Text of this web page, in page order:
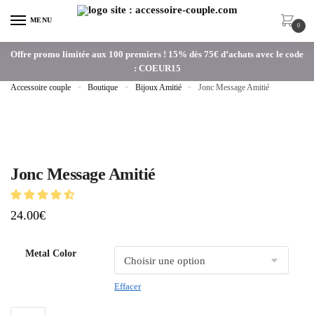
MENU
0
Offre promo limitée aux 100 premiers ! 15% dès 75€ d’achats avec le code
: COEUR15
Accessoire couple » Boutique » Bijoux Amitié » Jonc Message Amitié
Jonc Message Amitié
24.00€
Metal Color
Effacer